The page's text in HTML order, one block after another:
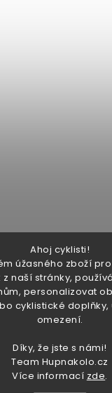
Ahoj cyklisti!
úžasného zboží
naší stránky,
personalizovat
cyklistické
omezení.
Díky, že jste s námi!
Team Hupnakolo.cz
Více informací zde.